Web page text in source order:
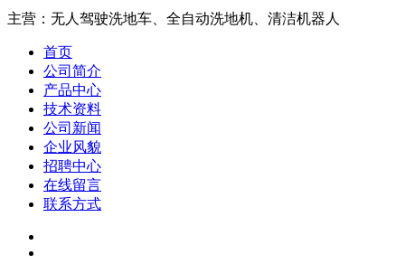
主营：无人驾驶洗地车、全自动洗地机、清洁机器人
首页
公司简介
产品中心
技术资料
公司新闻
企业风貌
招聘中心
在线留言
联系方式